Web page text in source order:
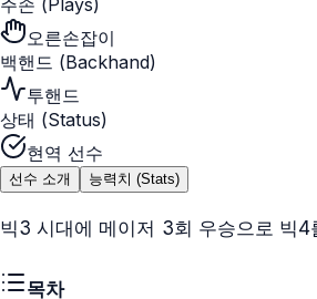
오른손잡이
백핸드 (Backhand)
투핸드
상태 (Status)
현역 선수
선수 소개 능력치 (Stats)
빅3 시대에 메이저 3회 우승으로 빅4
목차